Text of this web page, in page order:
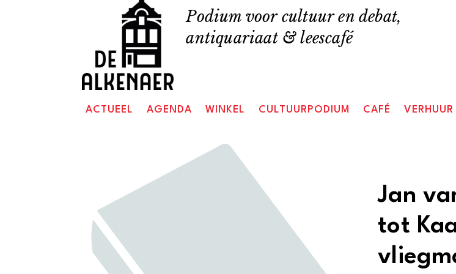
Podium voor cultuur en debat,
antiquariaat & leescafé
ACTUEEL AGENDA WINKEL CULTUURPODIUM CAFÉ VERHUUR
Jan
tot